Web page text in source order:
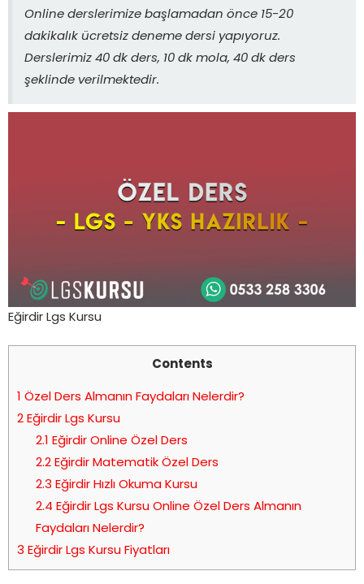
Online derslerimize başlamadan önce 15-20
dakikalık ücretsiz deneme dersi yapıyoruz.
Derslerimiz 40 dk ders, 10 dk mola, 40 dk ders
şeklinde verilmektedir.
Eğirdir Lgs Kursu
Contents
Özel Ders Almanın Faydaları Nelerdir?
2 Eğirdir Lgs Kursu
2.1
Eğirdir Online Özel Ders
2.2Eğirdir Matematik Özel Ders
2.3 Eğirdir Hızlı Okuma Kursu
2.4 Eğirdir Lgs Kursu Online Özel Ders Almanın
Faydaları Nelerdir?
3 Eğirdir Lgs Kursu Fiyatları